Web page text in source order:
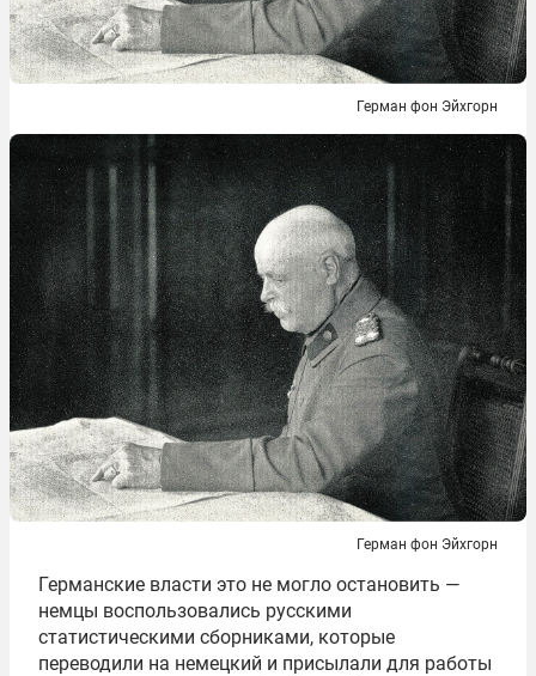
Герман фон Эйхгорн
Герман фон Эйхгорн
Германские власти это не могло остановить —
немцы воспользовались русскими
статистическими сборниками, которые
переводили на немецкий и присылали для работы